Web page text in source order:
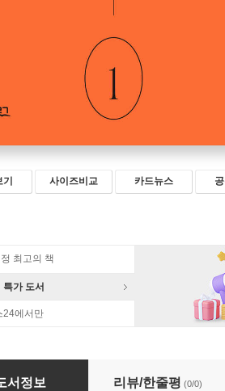
사이즈비교 카드뉴스
최고의 책
특가 도서
24에서만
노를 다스릴 것인가?
서정보 리뷰/한줄평 (0/0)